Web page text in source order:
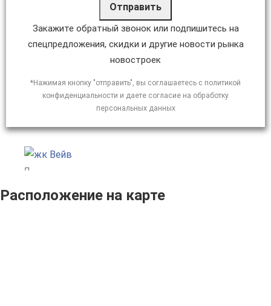
Отправить
Закажите обратный звонок или подпишитесь на
спецпредложения, скидки и другие новости рынка
новостроек
*Нажимая кнопку "отправить", вы соглашаетесь с политикой
конфиденциальности и даете согласие на обработку
персональных данных
Расположение на карте